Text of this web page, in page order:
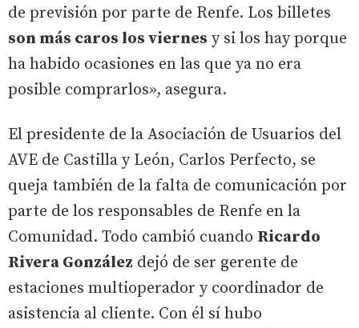
de previsión por parte de Renfe. Los billetes
son más caros los viernes y si los hay porque
ha habido ocasiones en las que ya no era
posible comprarlos», asegura.
El presidente de la Asociación de Usuarios del
AVE de Castilla y León, Carlos Perfecto, se
queja también de la falta de comunicación por
parte de los responsables de Renfe en la
Comunidad. Todo cambió cuando Ricardo
Rivera González dejó de ser gerente de
estaciones multioperador y coordinador de
asistencia al cliente. Con él sí hubo